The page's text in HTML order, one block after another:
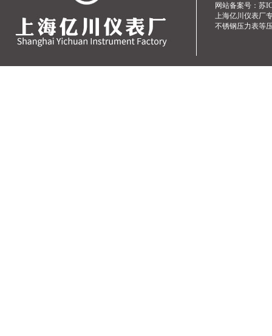
网站备案号： 苏
上海亿川仪表厂
不锈钢压力表等